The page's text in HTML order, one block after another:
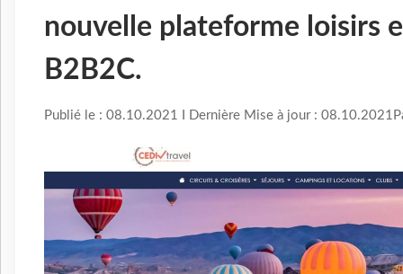
nouvelle plateforme loisirs
B2B2C.
Publié le : 08.10.2021 I Dernière Mise à jour : 08.10.2021